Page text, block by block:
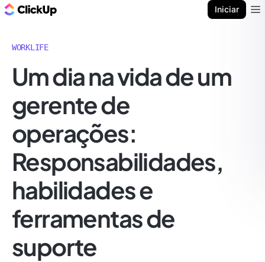
Iniciar
WORKLIFE
Um dia na vida de um
gerente de
operações:
Responsabilidades,
habilidades e
ferramentas de
suporte